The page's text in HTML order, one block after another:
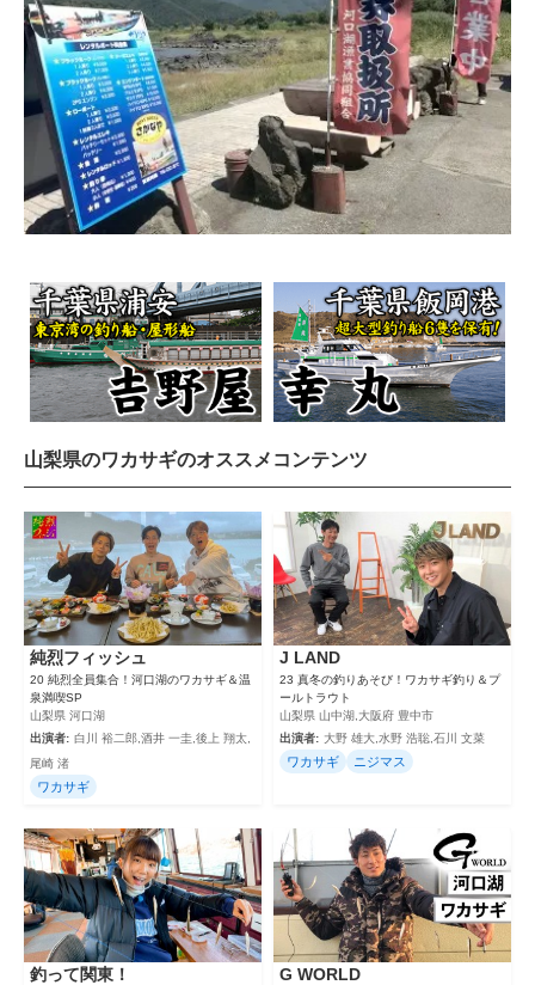
山梨県のワカサギのオススメコンテンツ
純烈フィッシュ
20 純烈全員集合！河口湖のワカサギ＆温
泉満喫SP
山梨県 河口湖
出演者: 白川 裕二郎,酒井 一圭,後上 翔太,
尾崎 渚
ワカサギ
J LAND
23 真冬の釣りあそび！ワカサギ釣り＆プ
ールトラウト
山梨県 山中湖,大阪府 豊中市
出演者: 大野 雄大,水野 浩聡,石川 文菜
ワカサギ ニジマス
釣って関東！ G WORLD